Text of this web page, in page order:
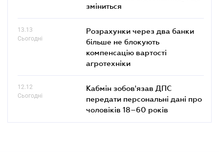
зміниться
13.13
Сьогодні
Розрахунки через два банки
більше не блокують
компенсацію вартості
агротехніки
12.12
Сьогодні
Кабмін зобов'язав ДПС
передати персональні дані про
чоловіків 18–60 років